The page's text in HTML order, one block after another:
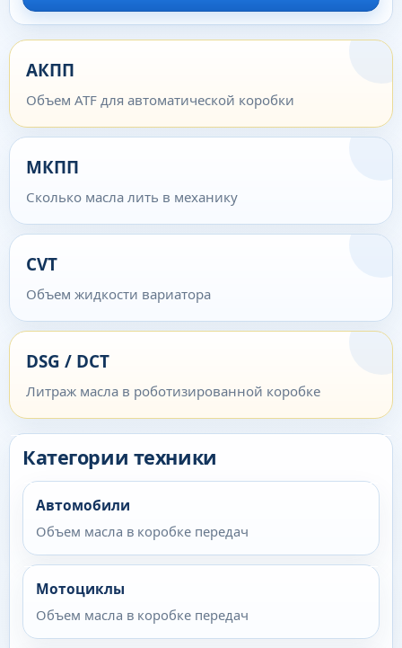
АКПП
Объем ATF для автоматической коробки
МКПП
Сколько масла лить в механику
CVT
Объем жидкости вариатора
DSG / DCT
Литраж масла в роботизированной коробке
Категории техники
Автомобили
Объем масла в коробке передач
Мотоциклы
Объем масла в коробке передач